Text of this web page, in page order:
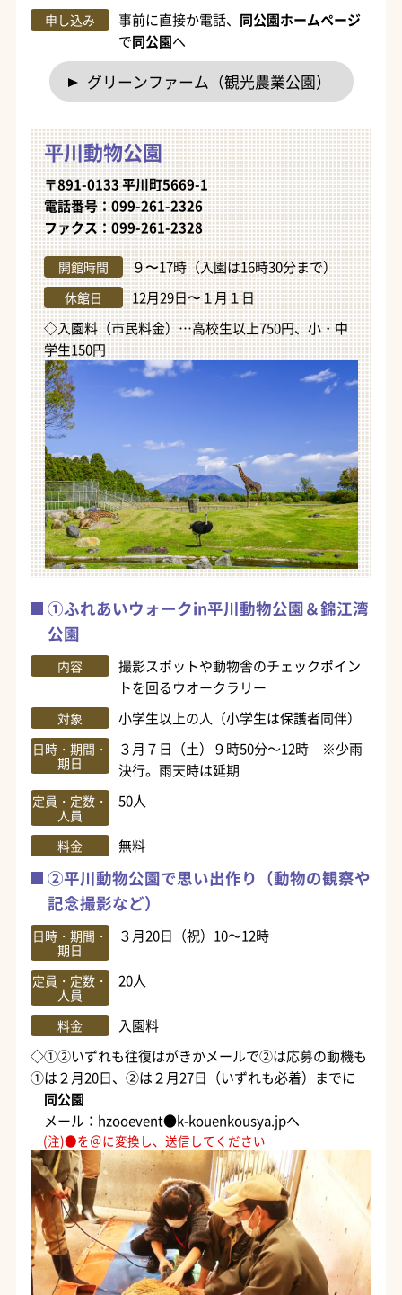
申し込み 事前に直接か電話、 同公園ホームページ
で同公園へ
グリーンファーム（観光農業公園）
平川動物公園
〒891-0133 平川町5669-1
電話番号：099-261-2326
ファクス：099-261-2328
開館時間 ９〜17時（入園は16時30分まで）
休館日
12月29日〜１月１日
◇入園料（市民料金）…高校生以上750円、小・中
学生150円
①ふれあいウォークin平川動物公園＆錦江湾
公園
内容
撮影スポットや動物舎のチェックポイン
トを回るウオークラリー
対象 小学生以上の人（小学生は保護者同伴）
日時・期間・
期日
３月７日（土）９時50分～12時 ※少雨
決行。雨天時は延期
定員・定数・
人員
50人
料金 無料
②平川動物公園で思い出作り（動物の観察や
記念撮影など）
日時・期間・
期日
３月20日（祝）10～12時
定員・定数・
人員
20人
料金
入園料
◇①②いずれも往復はがきかメールで②は応募の動機も
①は２月20日、②は２月27日（いずれも必着）までに
同公園
メール：hzooevent●k-kouenkousya.jpへ
(注)●を＠に変換し、送信してください